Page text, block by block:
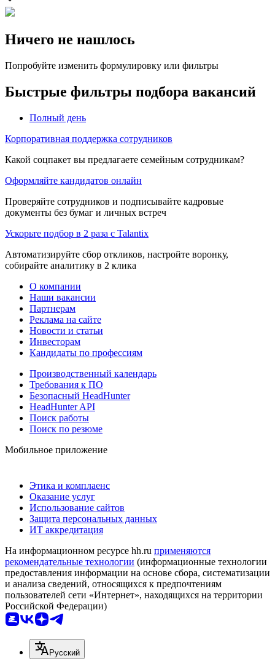
Ничего не нашлось
Попробуйте изменить формулировку или фильтры
Быстрые фильтры подбора вакансий
Полный день
Корпоративная поддержка сотрудников
Какой соцпакет вы предлагаете семейным сотрудникам?
Оформляйте кандидатов онлайн
Проверяйте сотрудников и подписывайте кадровые
документы без бумаг и личных встреч
Ускорьте подбор в 2 раза с Talantix
Автоматизируйте сбор откликов, настройте воронку,
собирайте аналитику в 2 клика
О компании
Наши вакансии
Партнерам
Реклама на сайте
Новости и статьи
Инвесторам
Кандидаты по профессиям
Производственный календарь
Требования к ПО
Безопасный HeadHunter
HeadHunter API
Поиск работы
Поиск по резюме
Мобильное приложение
Этика и комплаенс
Оказание услуг
Использование сайтов
Защита персональных данных
ИТ аккредитация
На информационном ресурсе hh.ru применяются
рекомендательные технологии (информационные технологии
предоставления информации на основе сбора, систематизации
и анализа сведений, относящихся к предпочтениям
пользователей сети «Интернет», находящихся на территории
Российской Федерации)
Русский